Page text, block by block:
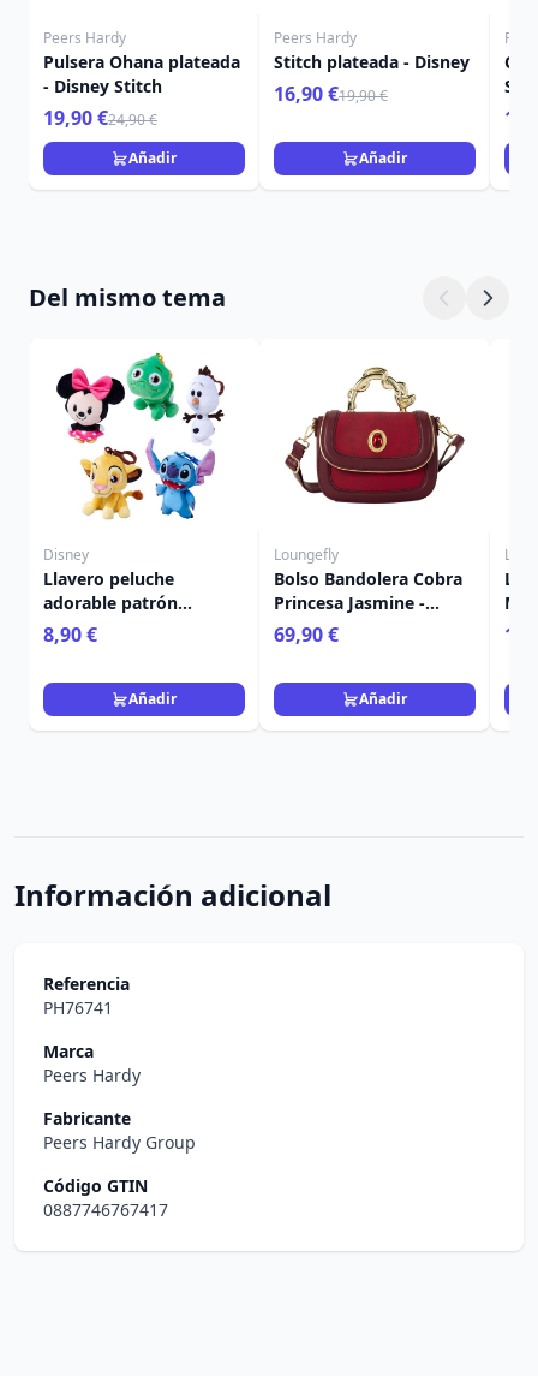
Peers Hardy
Pulsera Ohana plateada
- Disney Stitch
19,90 €24,90 €
Añadir
Peers Hardy
Stitch plateada - Disney
16,90 €19,90 €
Añadir
Del mismo tema
Disney
Llavero peluche
adorable patrón
aleatorio - Disney
8,90 €
Añadir
Loungefly
Bolso Bandolera Cobra
Princesa Jasmine -
Disney Loungefly Aladín
69,90 €
Añadir
Información adicional
Referencia
PH76741
Marca
Peers Hardy
Fabricante
Peers Hardy Group
Código GTIN
0887746767417